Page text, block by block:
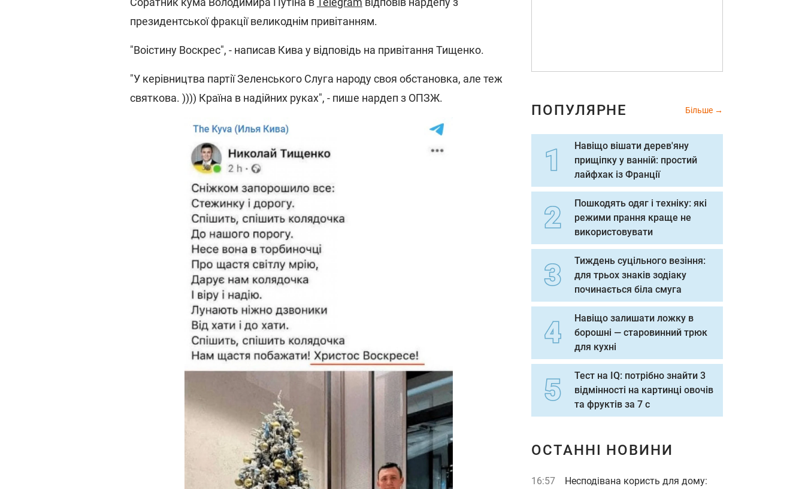
президентської фракції великоднім привітанням.
"Воістину Воскрес", - написав Кива у відповідь на привітання Тищенко.
"У керівництва партії Зеленського Слуга народу своя обстановка, але теж
святкова. )))) Країна в надійних руках", - пише нардеп з ОПЗЖ.
ПОПУЛЯРНЕ Більше
Навіщо вішати дерев'яну
прищіпку у ванній: простий
лайфхак із Франції
Пошкодять одяг і техніку: які
режими прання краще не
використовувати
Тиждень суцільного везіння:
для трьох знаків зодіаку
починається біла смуга
Навіщо залишати ложку в
борошні — старовинний трюк
для кухні
Тест на IQ: потрібно знайти 3
відмінності на картинці овочів
та фруктів за 7 с
ОСТАННІ НОВИНИ
16:57
Несподівана користь для дому: